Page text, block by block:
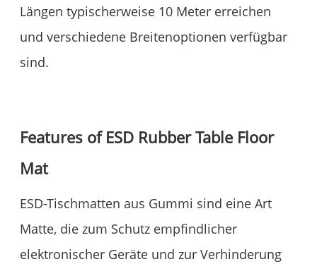
Längen typischerweise 10 Meter erreichen
und verschiedene Breitenoptionen verfügbar
sind.
Features of ESD Rubber Table Floor
Mat
ESD-Tischmatten aus Gummi sind eine Art
Matte, die zum Schutz empfindlicher
elektronischer Geräte und zur Verhinderung